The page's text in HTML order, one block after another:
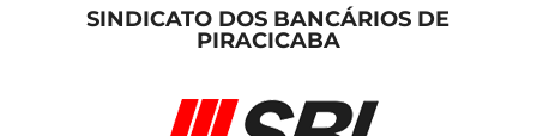
SINDICATO DOS BANCÁRIOS DE
PIRACICABA